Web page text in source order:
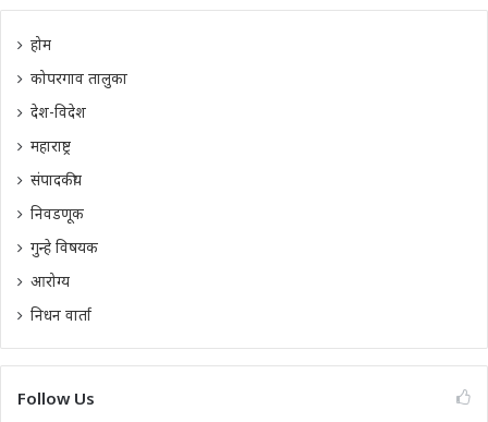
होम
कोपरगाव तालुका
देश-विदेश
महाराष्ट्र
संपादकीय
निवडणूक
गुन्हे विषयक
आरोग्य
निधन वार्ता
Follow Us